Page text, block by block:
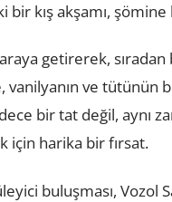
bir kış akşamı,
getirerek,
ve tütünün
bir tat değil, aynı
için harika bir fırsat.
buluşması, Vozol